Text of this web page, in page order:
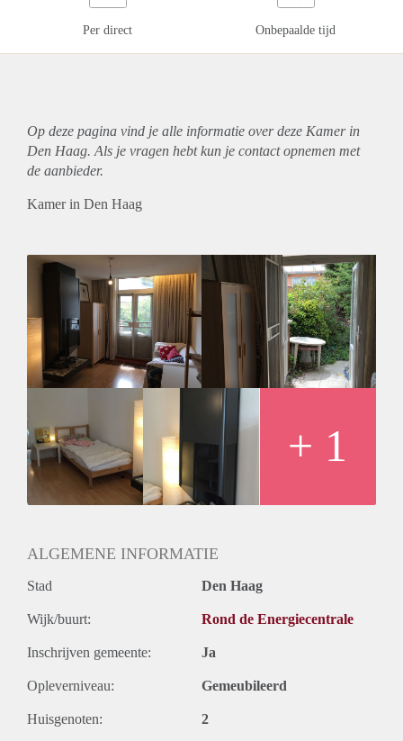
Per direct Onbepaalde tijd
Op deze pagina vind je alle informatie over deze Kamer in
Den Haag. Als je vragen hebt kun je contact opnemen met
de aanbieder.
Kamer in Den Haag
+ 1
ALGEMENE INFORMATIE
Stad Den Haag
Wijk/buurt: Rond de Energiecentrale
Inschrijven gemeente: Ja
Opleverniveau: Gemeubileerd
Huisgenoten: 2